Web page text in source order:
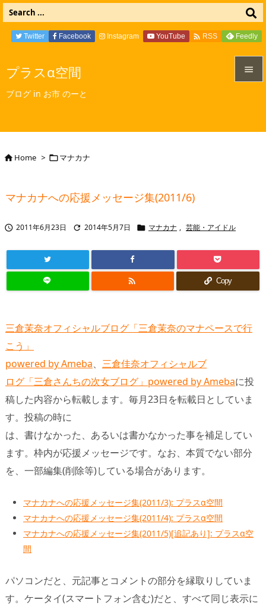
プラスα空間
ブログ in お市 のーと

Twitter Facebook Instagram YouTube  RSS Feedly
Home > マナカナ
マナカナへの応援メッセージ集(2011/6)
 2011年6月23日  2014年5月7日  マナカナ , 芸能・アイドル
 Copy
三倉茉奈オフィシャルブログ「三倉茉奈のマナペースで行
こう」
powered by Ameba、 三倉佳奈オフィシャルブ
ログ「三倉さんちの次女ブログ」powered by Amebaに投
稿した内容から転載します。毎月23日を転載日としていま
す。投稿の時に
は、書けなかった、あるいは書かなかった事を補足してい
ます。枠内が応援メッセージです。なお、本質でない部分
を、一部編集(削除等)している場合があります。
マナカナへの応援メッセージ集(2011/3): プラスα空間
マナカナへの応援メッセージ集(2011/4): プラスα空間
マナカナへの応援メッセージ集(2011/5)[追記あり]: プラスα空
間
パソコンだと、元記事とコメントの部分を縁取りしていま
す。ケータイ(スマートフォン含む)だと、すべて同じ表示に